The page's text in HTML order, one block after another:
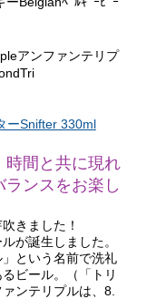
アンファンテリプ
ーSnifter 330ml
時間と共に現れ
ンスをお楽し
きました！
が誕生しました。
という名前で洗礼
ビール。（「トリ
ンテリプルは、8.